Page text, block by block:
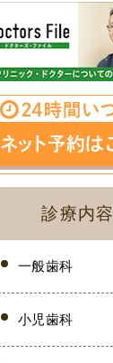
診療内容
一般歯科
小児歯科